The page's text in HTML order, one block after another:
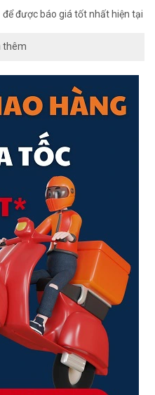
để được báo giá tốt nhất hiện tại
thêm